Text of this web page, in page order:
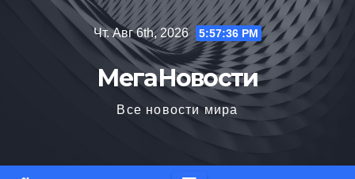
Чт. Авг 6th, 2026 5:57:37 PM
МегаНовости
Все новости мира